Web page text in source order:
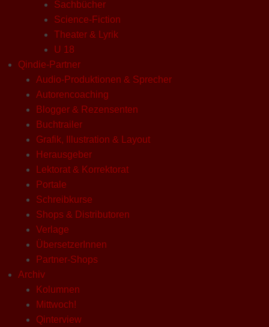
Sachbücher
Science-Fiction
Theater & Lyrik
U 18
Qindie-Partner
Audio-Produktionen & Sprecher
Autorencoaching
Blogger & Rezensenten
Buchtrailer
Grafik, Illustration & Layout
Herausgeber
Lektorat & Korrektorat
Portale
Schreibkurse
Shops & Distributoren
Verlage
ÜbersetzerInnen
Partner-Shops
Archiv
Kolumnen
Mittwoch!
Qinterview